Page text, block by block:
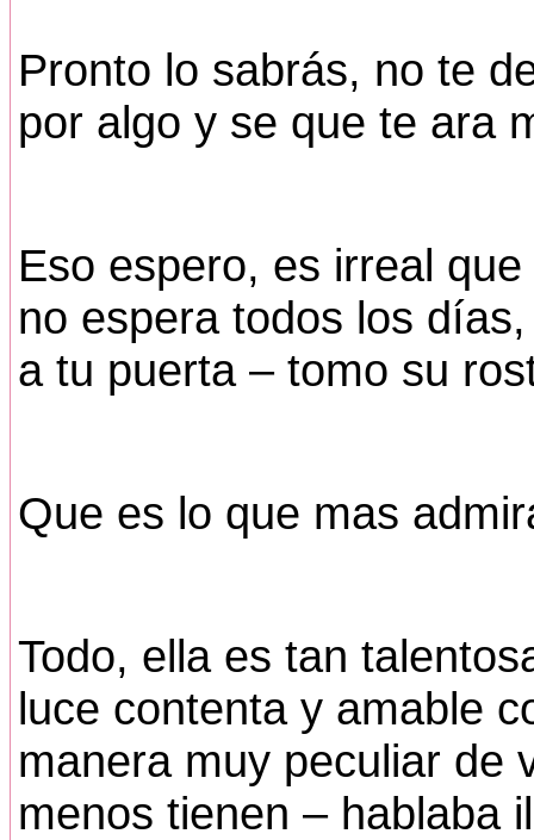
Pronto lo sabrás, no te
por algo y se que te ara
Eso espero, es irreal
no espera todos los
a tu puerta – tomo su
Que es lo que mas
Todo, ella es tan
luce contenta y amable
manera muy peculiar de
menos tienen – hablaba